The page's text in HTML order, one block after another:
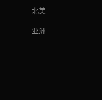
北美
亚洲